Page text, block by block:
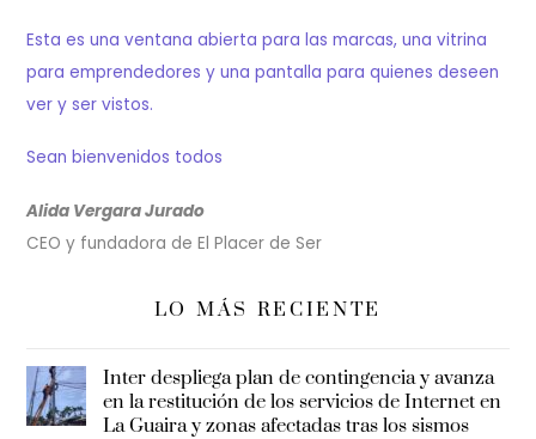
Esta es una ventana abierta para las marcas, una vitrina
para emprendedores y una pantalla para quienes deseen
ver y ser vistos.
Sean bienvenidos todos
Alida Vergara Jurado
CEO y fundadora de El Placer de Ser
LO MÁS RECIENTE
Inter despliega plan de contingencia y avanza
en la restitución de los servicios de Internet en
La Guaira y zonas afectadas tras los sismos